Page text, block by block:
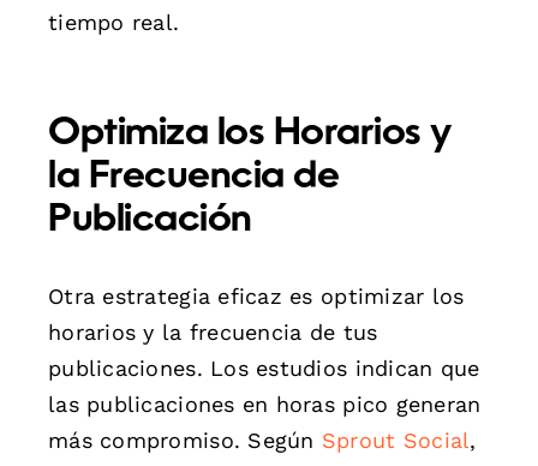
tiempo real.
Optimiza los Horarios y
la Frecuencia de
Publicación
Otra estrategia eficaz es optimizar los
horarios y la frecuencia de tus
publicaciones. Los estudios indican que
las publicaciones en horas pico generan
más compromiso. Según Sprout Social,